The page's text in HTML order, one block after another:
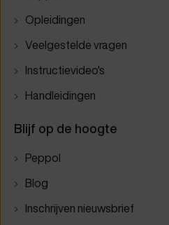
Opleidingen
Veelgestelde vragen
Instructievideo's
Handleidingen
Blijf op de hoogte
Peppol
Blog
Inschrijven nieuwsbrief